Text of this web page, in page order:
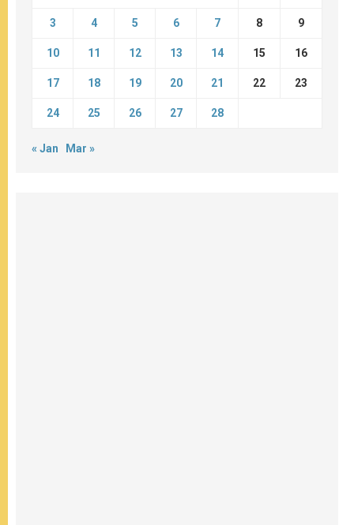
3 4 5 6 7 8 9
10 11 12 13 14 15 16
17 18 19 20 21 22 23
24 25 26 27 28
« Jan Mar »